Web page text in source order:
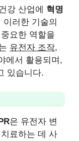
강 산업에 혁명
러한 기술의
요한 역할을
유전자 조작,
에서 활용되며,
있습니다.
은 유전자 변
료하는 데 사